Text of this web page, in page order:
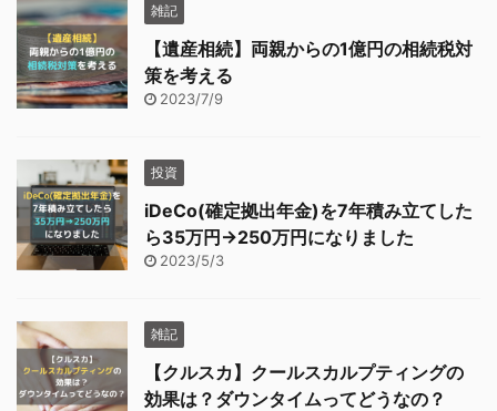
雑記
【遺産相続】両親からの1億円の相続税対
策を考える
2023/7/9
投資
iDeCo(確定拠出年金)を7年積み立てした
ら35万円→250万円になりました
2023/5/3
雑記
【クルスカ】クールスカルプティングの
効果は？ダウンタイムってどうなの？